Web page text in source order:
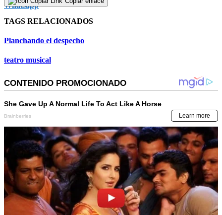
TAGS RELACIONADOS
Planchando el despecho
teatro musical